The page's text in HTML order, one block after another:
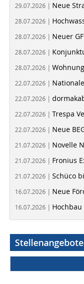
29.07.2026 | Neue
28.07.2026 |
28.07.2026 | Neuer
28.07.2026 |
28.07.2026 |
22.07.2026 |
22.07.2026 |
22.07.2026 | Trespa
22.07.2026 | Neue
21.07.2026 | Novelle
21.07.2026 | Fronius
21.07.2026 | Schüco
16.07.2026 | Neue
16.07.2026 |
Stellenangebote